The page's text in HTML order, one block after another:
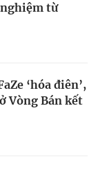
từ
‘hóa điên’,
Vòng Bán kết